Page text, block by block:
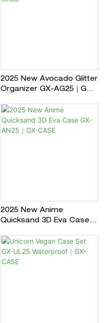
2025 New Avocado Glitter
Organizer GX-AG25｜GX-
2025 New Anime
Quicksand 3D Eva Case